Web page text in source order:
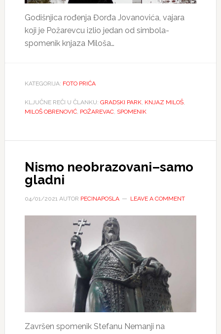
Godišnjica rođenja Đorđa Jovanovića, vajara
koji je Požarevcu izlio jedan od simbola-
spomenik knjaza Miloša…
KATEGORIJA: FOTO PRIĆA
KLJUČNE REČI U ČLANKU: GRADSKI PARK, KNJAZ MILOŠ,
MILOŠ OBRENOVIĆ, POŽAREVAC, SPOMENIK
Nismo neobrazovani–samo
gladni
04/01/2021AUTOR PECINAPOSLA LEAVE A COMMENT
Završen spomenik Stefanu Nemanji na